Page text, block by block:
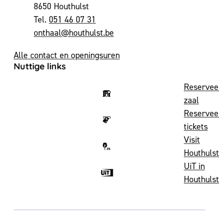
,8650 Houthulst
051 46 07 31
E-mailonthaal@houthulst.be
Alle contact en openingsuren
Nuttige links
zaal
tickets
Visit
Houthulst
UiT in
Houthulst